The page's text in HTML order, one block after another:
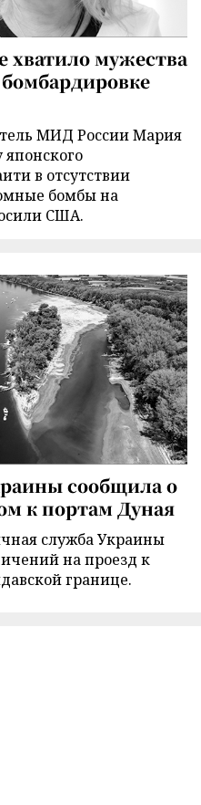
хватило мужества
МИД России Мария
японского
в отсутствии
бомбы на
США.
сообщила о
к портам Дуная
служба Украины
на проезд к
границе.